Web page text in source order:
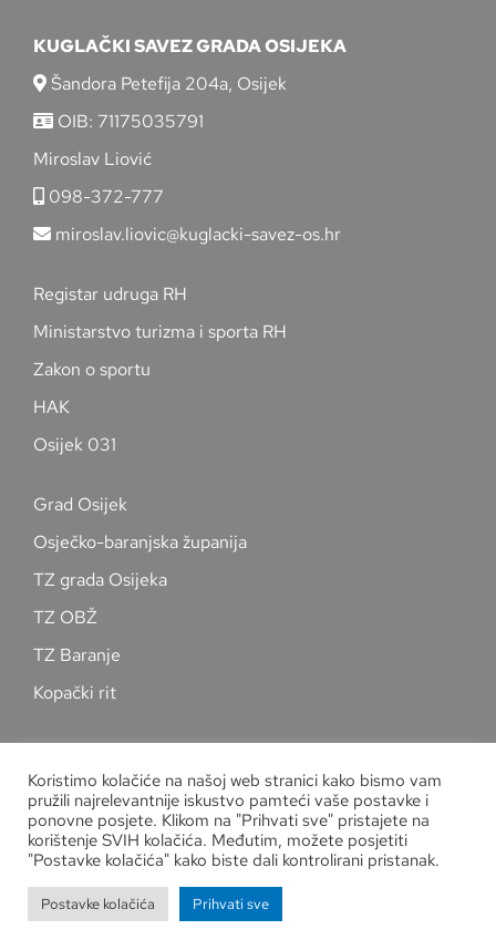
KUGLAČKI SAVEZ GRADA OSIJEKA
Šandora Petefija 204a, Osijek
OIB: 71175035791
Miroslav Liović
098-372-777
miroslav.liovic@kuglacki-savez-os.hr
Registar udruga RH
Ministarstvo turizma i sporta RH
Zakon o sportu
HAK
Osijek 031
Grad Osijek
Osječko-baranjska županija
TZ grada Osijeka
TZ OBŽ
TZ Baranje
Kopački rit
Zaštita osobnih podataka
Copyright
Kuglački savez grada Osijeka
Koristimo kolačiće na našoj web stranici kako bismo vam
pružili najrelevantnije iskustvo pamteći vaše postavke i
ponovne posjete. Klikom na "Prihvati sve" pristajete na
korištenje SVIH kolačića. Međutim, možete posjetiti
"Postavke kolačića" kako biste dali kontrolirani pristanak.
Postavke kolačića Prihvati sve